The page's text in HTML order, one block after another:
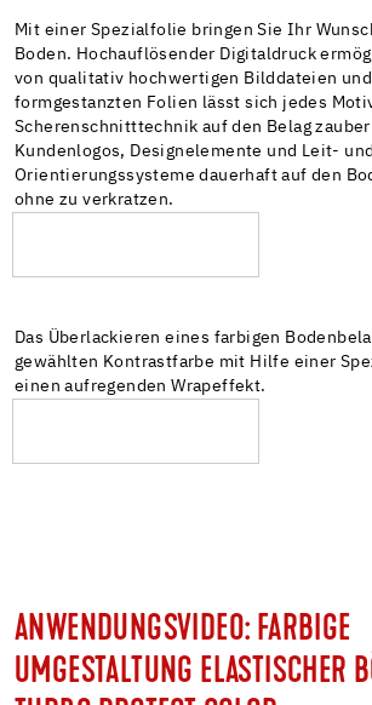
Mit einer Spezialfolie bringen Sie Ihr
Boden. Hochauflösender Digitaldruck
von qualitativ hochwertigen Bilddateien
formgestanzten Folien lässt sich jedes
Scherenschnitttechnik auf den Belag
Kundenlogos, Designelemente und Leit- und
Orientierungssysteme dauerhaft auf den
ohne zu verkratzen.
Das Überlackieren eines farbigen
gewählten Kontrastfarbe mit Hilfe einer
einen aufregenden Wrapeffekt.
ANWENDUNGSVIDEO: FARBIGE
UMGESTALTUNG ELASTISCHER